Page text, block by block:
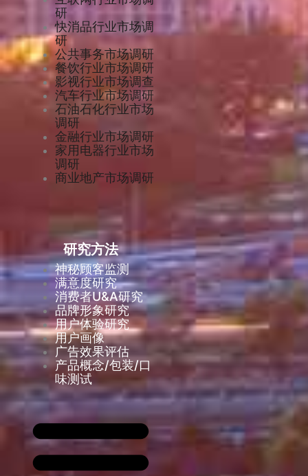
研
快消品行业市场调
研
公共事务市场调研
餐饮行业市场调研
影视行业市场调查
汽车行业市场调研
石油石化行业市场
调研
金融行业市场调研
家用电器行业市场
调研
商业地产市场调研
研究方法
神秘顾客监测
满意度研究
消费者U&A研究
品牌形象研究
用户体验研究
用户画像
广告效果评估
产品概念/包装/口
味测试